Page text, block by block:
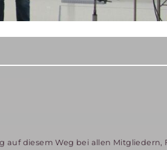
auf diesem Weg bei allen Mitgliedern,